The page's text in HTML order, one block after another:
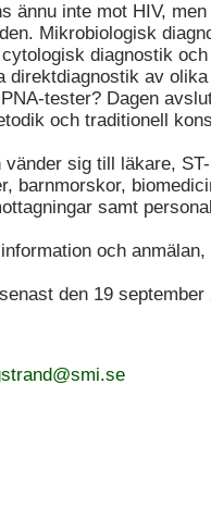
ännu inte mot HIV,
Mikrobiologisk
diagnostik
direktdiagnostik av
tester? Dagen
och traditionell
vänder sig till läkare,
barnmorskor,
samt
och
den 19 september